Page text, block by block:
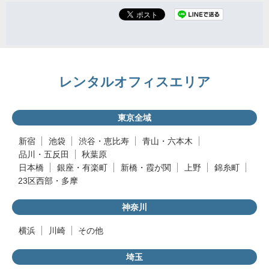
レンタルオフィスエリア
東京全域
新宿 池袋 渋谷・恵比寿
青山・六本木
品川・五反田
秋葉原
日本橋
銀座・有楽町 新橋・霞が関 上野
錦糸町
23区西部・多摩
神奈川
横浜 川崎 その他
埼玉